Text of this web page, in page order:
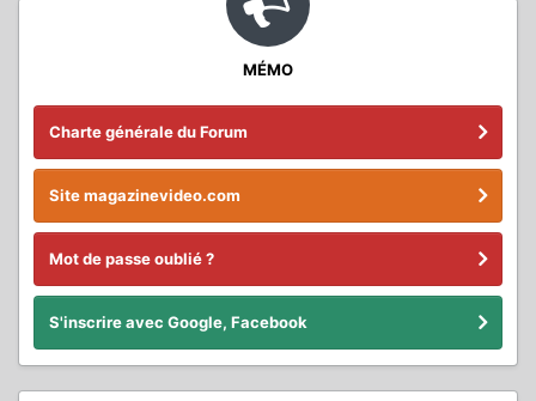
MÉMO
Charte générale du Forum
Site magazinevideo.com
Mot de passe oublié ?
S'inscrire avec Google, Facebook